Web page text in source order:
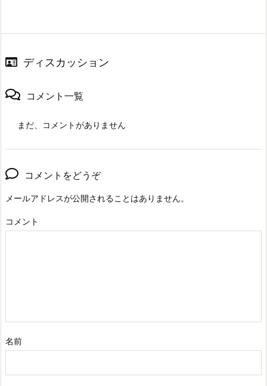
ディスカッション
コメント一覧
まだ、コメントがありません
コメントをどうぞ
メールアドレスが公開されることはありません。
コメント
名前